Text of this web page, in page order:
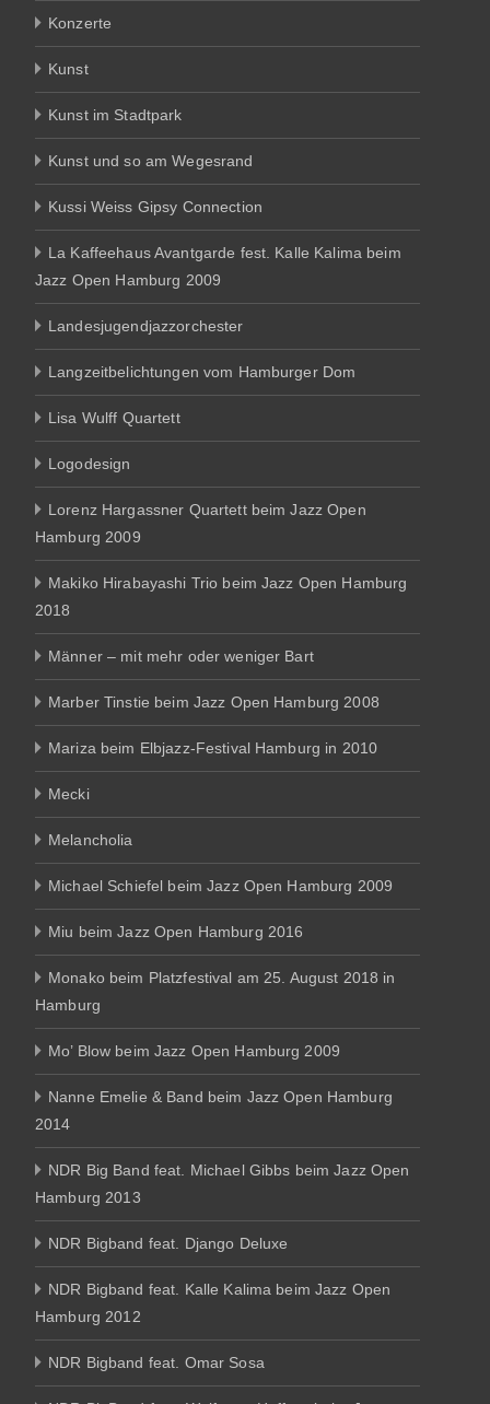
Konzerte
Kunst
Kunst im Stadtpark
Kunst und so am Wegesrand
Kussi Weiss Gipsy Connection
La Kaffeehaus Avantgarde fest. Kalle Kalima beim
Jazz Open Hamburg 2009
Landesjugendjazzorchester
Langzeitbelichtungen vom Hamburger Dom
Lisa Wulff Quartett
Logodesign
Lorenz Hargassner Quartett beim Jazz Open
Hamburg 2009
Makiko Hirabayashi Trio beim Jazz Open Hamburg
2018
Männer – mit mehr oder weniger Bart
Marber Tinstie beim Jazz Open Hamburg 2008
Mariza beim Elbjazz-Festival Hamburg in 2010
Mecki
Melancholia
Michael Schiefel beim Jazz Open Hamburg 2009
Miu beim Jazz Open Hamburg 2016
Monako beim Platzfestival am 25. August 2018 in
Hamburg
Mo’ Blow beim Jazz Open Hamburg 2009
Nanne Emelie & Band beim Jazz Open Hamburg
2014
NDR Big Band feat. Michael Gibbs beim Jazz Open
Hamburg 2013
NDR Bigband feat. Django Deluxe
NDR Bigband feat. Kalle Kalima beim Jazz Open
Hamburg 2012
NDR Bigband feat. Omar Sosa